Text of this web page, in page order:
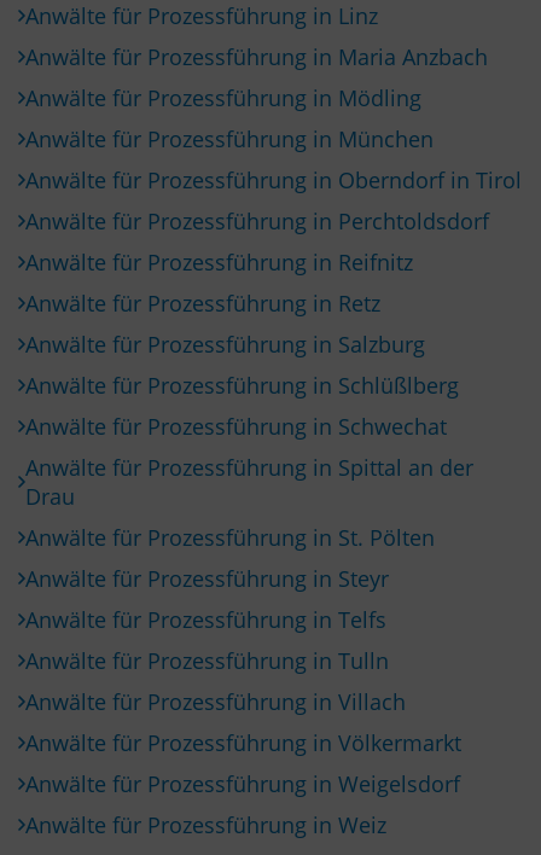
Anwälte für Prozessführung in Linz
Anwälte für Prozessführung in Maria Anzbach
Anwälte für Prozessführung in Mödling
Anwälte für Prozessführung in München
Anwälte für Prozessführung in Oberndorf in Tirol
Anwälte für Prozessführung in Perchtoldsdorf
Anwälte für Prozessführung in Reifnitz
Anwälte für Prozessführung in Retz
Anwälte für Prozessführung in Salzburg
Anwälte für Prozessführung in Schlüßlberg
Anwälte für Prozessführung in Schwechat
Anwälte für Prozessführung in Spittal an der
Drau
Anwälte für Prozessführung in St. Pölten
Anwälte für Prozessführung in Steyr
Anwälte für Prozessführung in Telfs
Anwälte für Prozessführung in Tulln
Anwälte für Prozessführung in Villach
Anwälte für Prozessführung in Völkermarkt
Anwälte für Prozessführung in Weigelsdorf
Anwälte für Prozessführung in Weiz